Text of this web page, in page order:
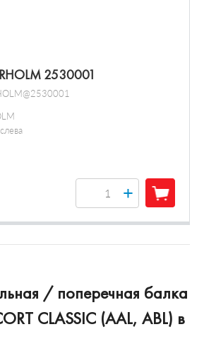
2530001
слева
+
/ поперечная балка
CLASSIC (AAL, ABL) в